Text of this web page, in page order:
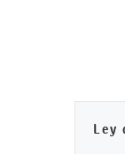
Ley